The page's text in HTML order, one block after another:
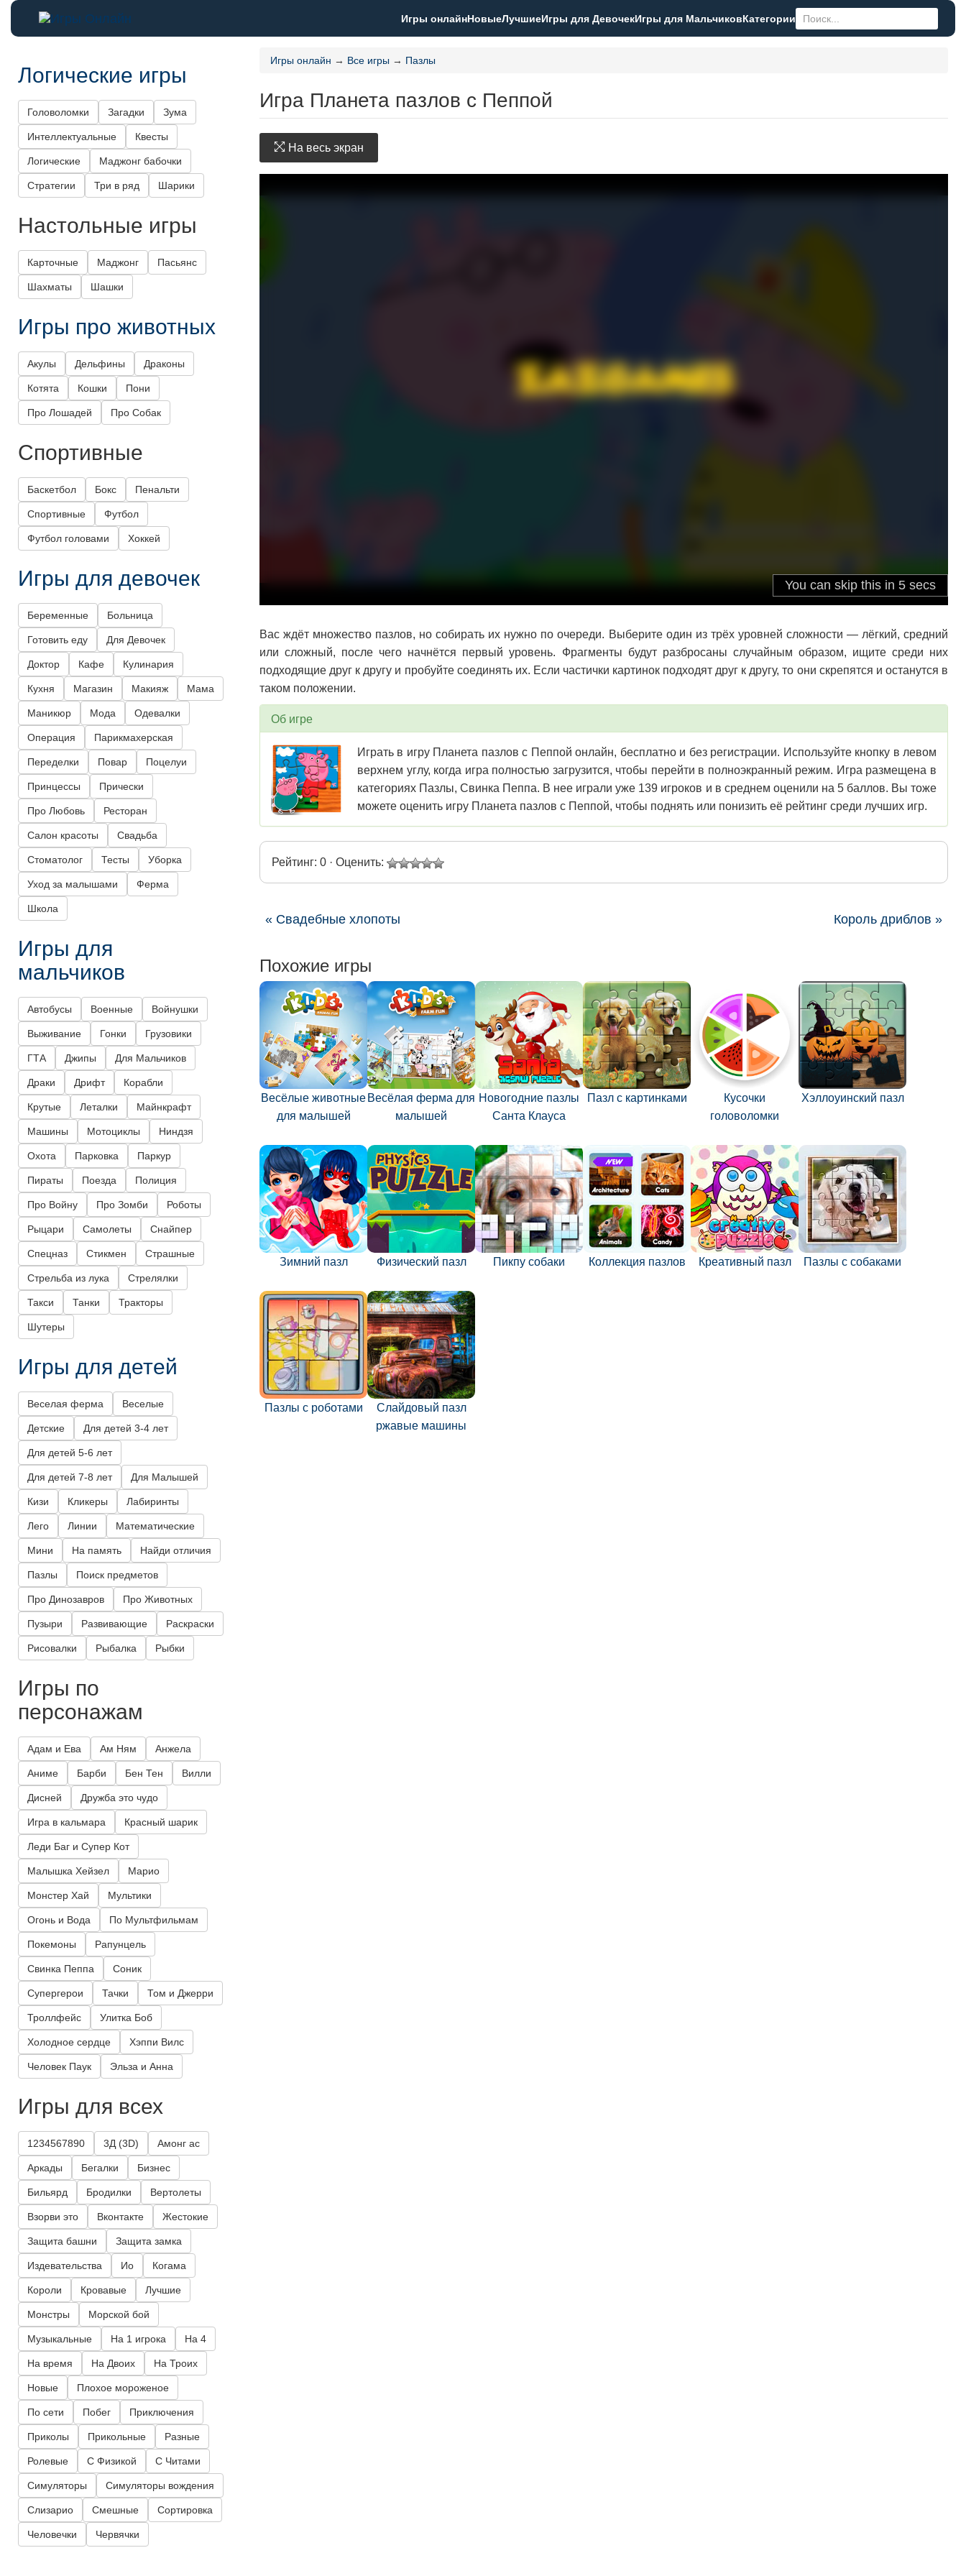
Игры онлайнНовыеЛучшиеИгры для ДевочекИгры для МальчиковКатегории
Игры онлайн → Все игры → Пазлы
Игра Планета пазлов с Пеппой
На весь экран
Вас ждёт множество пазлов, но собирать их нужно по очереди. Выберите один из трёх уровней сложности — лёгкий, средний
или сложный, после чего начнётся первый уровень. Фрагменты будут разбросаны случайным образом, ищите среди них
подходящие друг к другу и пробуйте соединять их. Если частички картинок подходят друг к другу, то они скрепятся и останутся в
таком положении.
Об игре
Играть в игру Планета пазлов с Пеппой онлайн, бесплатно и без регистрации. Используйте кнопку в левом
верхнем углу, когда игра полностью загрузится, чтобы перейти в полноэкранный режим. Игра размещена в
категориях Пазлы, Свинка Пеппа. В нее играли уже 139 игроков и в среднем оценили на 5 баллов. Вы тоже
можете оценить игру Планета пазлов с Пеппой, чтобы поднять или понизить её рейтинг среди лучших игр.
Рейтинг: 0 · Оценить:
« Свадебные хлопоты Король дриблов »
Похожие игры
Весёлые животные
для малышей
Весёлая ферма для
малышей
Новогодние пазлы
Санта Клауса
Пазл с картинками
Кусочки
головоломки
Хэллоуинский пазл
Зимний пазл Физический пазл Пикпу собаки Коллекция пазлов Креативный пазл Пазлы с собаками
Пазлы с роботами
Слайдовый пазл
ржавые машины
Логические игры
Головоломки Загадки Зума
Интеллектуальные Квесты
Логические Маджонг бабочки
Стратегии Три в ряд Шарики
Настольные игры
Карточные Маджонг Пасьянс
Шахматы Шашки
Игры про животных
Акулы Дельфины Драконы
Котята Кошки Пони
Про Лошадей Про Собак
Спортивные
Баскетбол Бокс Пенальти
Спортивные Футбол
Футбол головами Хоккей
Игры для девочек
Беременные Больница
Готовить еду Для Девочек
Доктор Кафе Кулинария
Кухня Магазин Макияж Мама
Маникюр Мода Одевалки
Операция Парикмахерская
Переделки Повар Поцелуи
Принцессы Прически
Про Любовь Ресторан
Салон красоты Свадьба
Стоматолог Тесты Уборка
Уход за малышами Ферма
Школа
Игры для
мальчиков
Автобусы Военные Войнушки
Выживание Гонки Грузовики
ГТА Джипы Для Мальчиков
Драки Дрифт Корабли
Крутые Леталки Майнкрафт
Машины Мотоциклы Ниндзя
Охота Парковка Паркур
Пираты Поезда Полиция
Про Войну Про Зомби Роботы
Рыцари Самолеты Снайпер
Спецназ Стикмен Страшные
Стрельба из лука Стрелялки
Такси Танки Тракторы
Шутеры
Игры для детей
Веселая ферма Веселые
Детские Для детей 3-4 лет
Для детей 5-6 лет
Для детей 7-8 лет Для Малышей
Кизи Кликеры Лабиринты
Лего Линии Математические
Мини На память Найди отличия
Пазлы Поиск предметов
Про Динозавров Про Животных
Пузыри Развивающие Раскраски
Рисовалки Рыбалка Рыбки
Игры по
персонажам
Адам и Ева Ам Ням Анжела
Аниме Барби Бен Тен Вилли
Дисней Дружба это чудо
Игра в кальмара Красный шарик
Леди Баг и Супер Кот
Малышка Хейзел Марио
Монстер Хай Мультики
Огонь и Вода По Мультфильмам
Покемоны Рапунцель
Свинка Пеппа Соник
Супергерои Тачки Том и Джерри
Троллфейс Улитка Боб
Холодное сердце Хэппи Вилс
Человек Паук Эльза и Анна
Игры для всех
1234567890 3Д (3D) Амонг ас
Аркады Бегалки Бизнес
Бильярд Бродилки Вертолеты
Взорви это Вконтакте Жестокие
Защита башни Защита замка
Издевательства Ио Когама
Короли Кровавые Лучшие
Монстры Морской бой
Музыкальные На 1 игрока На 4
На время На Двоих На Троих
Новые Плохое мороженое
По сети Побег Приключения
Приколы Прикольные Разные
Ролевые С Физикой С Читами
Симуляторы Симуляторы вождения
Слизарио Смешные Сортировка
Человечки Червячки